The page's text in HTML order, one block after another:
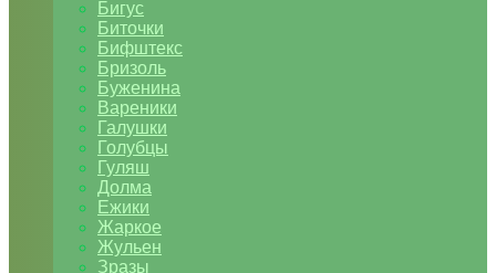
Бигус
Биточки
Бифштекс
Бризоль
Буженина
Вареники
Галушки
Голубцы
Гуляш
Долма
Ежики
Жаркое
Жульен
Зразы